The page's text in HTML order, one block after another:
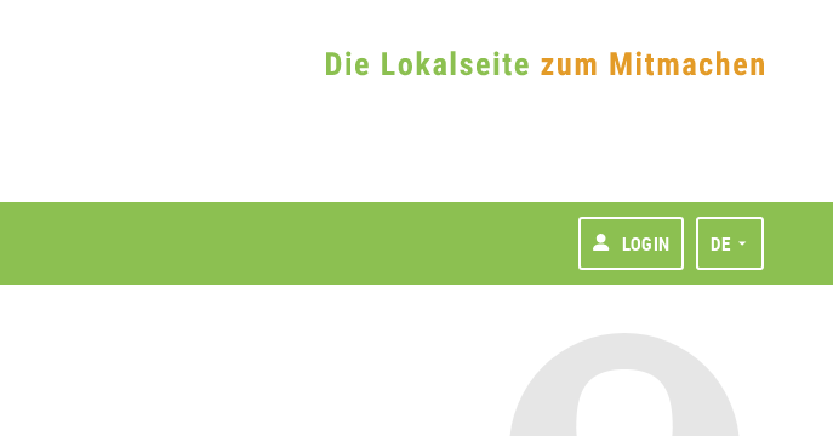
LOGIN DE